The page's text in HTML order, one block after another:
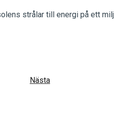
strålar till energi på ett
Nästa